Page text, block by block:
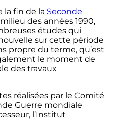
la fin de la Seconde
des années 1990,
études qui
sur cette période
propre du terme, qu’est
le moment de
des travaux
réalisées par le Comité
Guerre mondiale
l’Institut